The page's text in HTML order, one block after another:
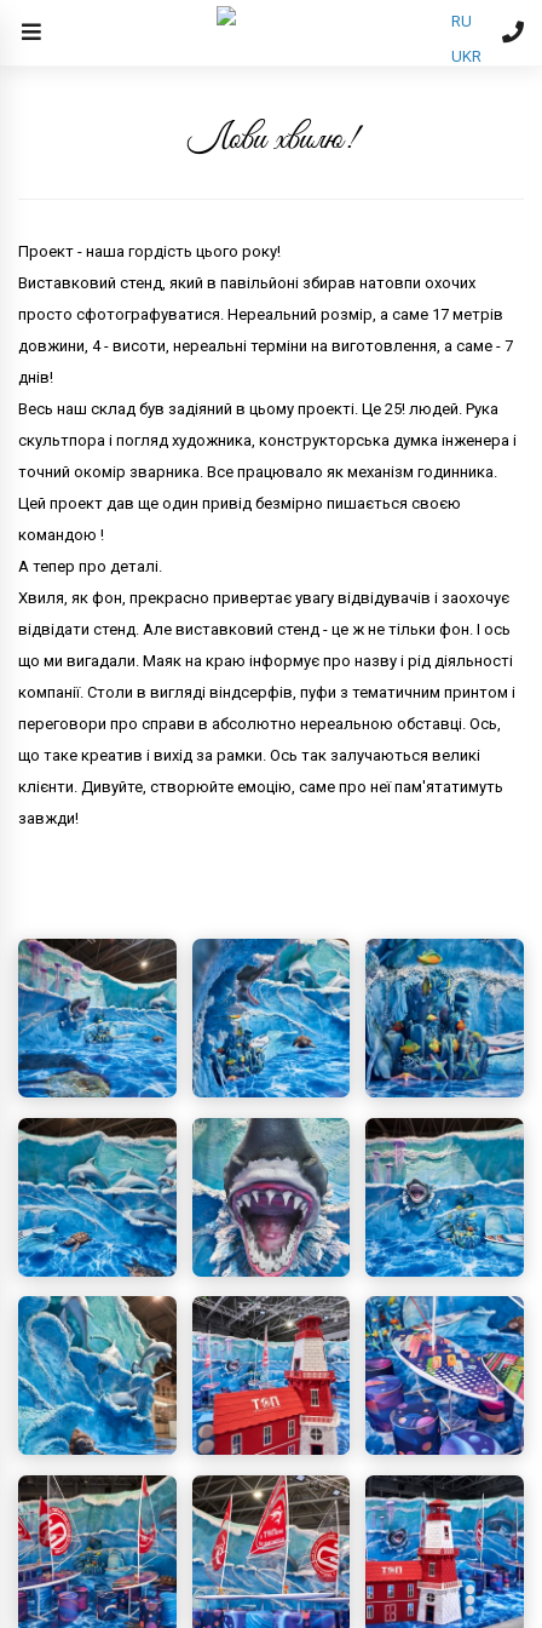
RU
UKR
Лови хвилю!
Проект - наша гордість цього року!
Виставковий стенд, який в павільйоні збирав натовпи охочих
просто сфотографуватися. Нереальний розмір, а саме 17 метрів
довжини, 4 - висоти, нереальні терміни на виготовлення, а саме - 7
днів!
Весь наш склад був задіяний в цьому проекті. Це 25! людей. Рука
скультпора і погляд художника, конструкторська думка інженера і
точний окомір зварника. Все працювало як механізм годинника.
Цей проект дав ще один привід безмірно пишається своєю
командою !
А тепер про деталі.
Хвиля, як фон, прекрасно привертає увагу відвідувачів і заохочує
відвідати стенд. Але виставковий стенд - це ж не тільки фон. І ось
що ми вигадали. Маяк на краю інформує про назву і рід діяльності
компанії. Столи в вигляді віндсерфів, пуфи з тематичним принтом і
переговори про справи в абсолютно нереальною обставці. Ось,
що таке креатив і вихід за рамки. Ось так залучаються великі
клієнти. Дивуйте, створюйте емоцію, саме про неї пам'ятатимуть
завжди!